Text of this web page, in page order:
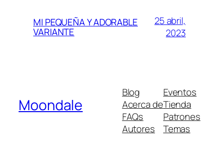
MI PEQUEÑA Y ADORABLE
VARIANTE
25 abril,
2023
Moondale
Blog
Acerca de
FAQs
Autores
Eventos
Tienda
Patrones
Temas